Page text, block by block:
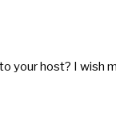
your host? I wish